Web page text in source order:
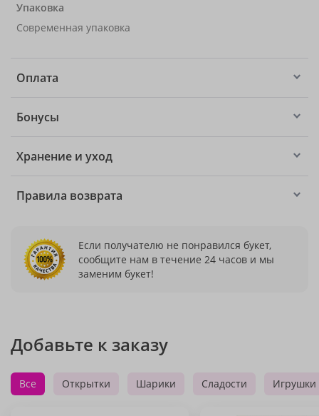
Упаковка
Современная упаковка
Оплата
Бонусы
Хранение и уход
Правила возврата
Если получателю не понравился букет,
сообщите нам в течение 24 часов и мы
заменим букет!
Добавьте к заказу
Все Открытки Шарики Сладости Игрушки